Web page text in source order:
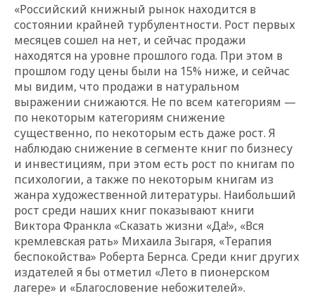
«Российский книжный рынок находится в
состоянии крайней турбулентности. Рост первых
месяцев сошел на нет, и сейчас продажи
находятся на уровне прошлого года. При этом в
прошлом году цены были на 15% ниже, и сейчас
мы видим, что продажи в натуральном
выражении снижаются. Не по всем категориям —
по некоторым категориям снижение
существенно, по некоторым есть даже рост. Я
наблюдаю снижение в сегменте книг по бизнесу
и инвестициям, при этом есть рост по книгам по
психологии, а также по некоторым книгам из
жанра художественной литературы. Наибольший
рост среди наших книг показывают книги
Виктора Франкла «Сказать жизни «Да!», «Вся
кремлевская рать» Михаила Зыгаря, «Терапия
беспокойства» Роберта Бернса. Среди книг других
издателей я бы отметил «Лето в пионерском
лагере» и «Благословение небожителей».